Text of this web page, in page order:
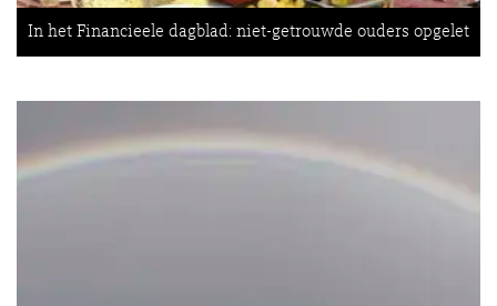
In het Financieele dagblad: niet-getrouwde ouders opgelet